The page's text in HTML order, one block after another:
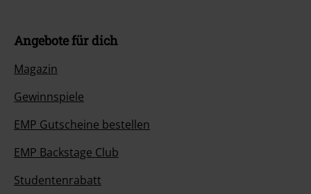
Angebote für dich
Magazin
Gewinnspiele
EMP Gutscheine bestellen
EMP Backstage Club
Studentenrabatt